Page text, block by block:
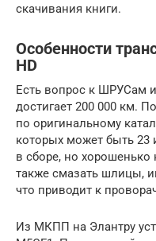
скачивания книги.
Особенности
HD
Есть вопрос к ШРУСам
достигает 200 000 км.
по оригинальному
которых может быть 23
в сборе, но
также смазать шлицы,
что приводит к
Из МКПП на Элантру